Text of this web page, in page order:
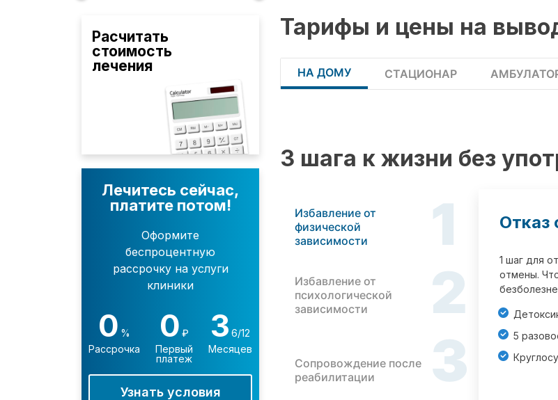
Расчитать
стоимость
лечения
Лечитесь сейчас,
платите потом!
Оформите
беспроцентную
рассрочку на услуги
клиники
0 %
Рассрочка
0 ₽
Первый
платеж
3 6/12
Месяцев
Узнать условия
Тарифы и цены на
НА ДОМУ СТАЦИОНАР
3 шага к жизни без
Избавление от
физической
зависимости
1
Избавление от
психологической
зависимости
2
Сопровождение после
реабилитации
3
Отказ
1 шаг для
отмены.
5